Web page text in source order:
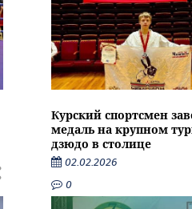
Курский спортсмен
медаль на крупном
дзюдо в столице
02.02.2026
0